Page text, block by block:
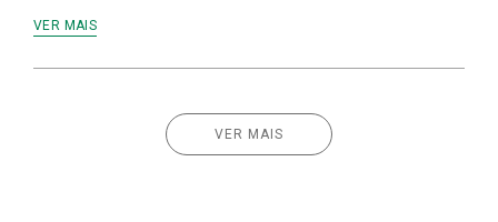
VER MAIS
VER MAIS